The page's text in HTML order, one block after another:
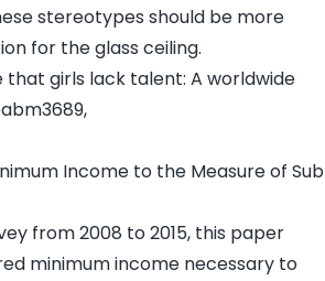
stereotypes should be more
for the glass ceiling.
that girls lack talent: A worldwide
Income to the Measure of
from 2008 to 2015, this paper
minimum income necessary to